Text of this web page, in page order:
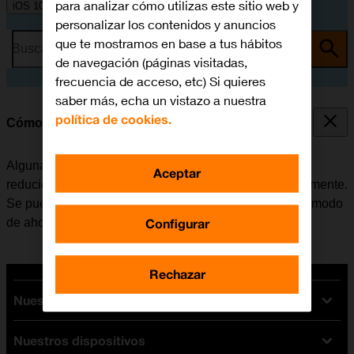
iOS 10.0
Busca por problema o tema
Cómo ahorrar batería
Algunas funciones del móvil consumen mucha batería,
reduciendo así la autonomía del teléfono considerablemente.
Se puede reducir el consumo de energía, activando el modo
de ahorro de batería.
Nuestras tarifas
Tarifas Orange
Nuestros dispositivos
para analizar cómo utilizas este sitio web y
personalizar los contenidos y anuncios
que te mostramos en base a tus hábitos
de navegación (páginas visitadas,
frecuencia de acceso, etc) Si quieres
saber más, echa un vistazo a nuestra
política de cookies.
Configurar
Rechazar
Aceptar